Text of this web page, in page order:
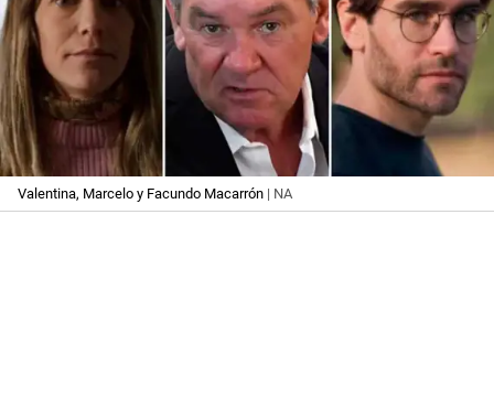
Valentina, Marcelo y Facundo Macarrón | NA